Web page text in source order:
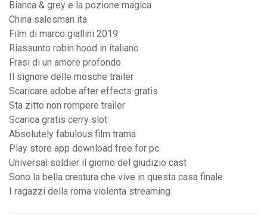
Bianca & grey e la pozione magica
China salesman ita
Film di marco giallini 2019
Riassunto robin hood in italiano
Frasi di un amore profondo
Il signore delle mosche trailer
Scaricare adobe after effects gratis
Sta zitto non rompere trailer
Scarica gratis cerry slot
Absolutely fabulous film trama
Play store app download free for pc
Universal soldier il giorno del giudizio cast
Sono la bella creatura che vive in questa casa finale
I ragazzi della roma violenta streaming